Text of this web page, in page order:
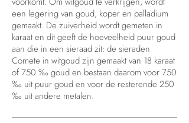
een legering van goud, koper en palladium
gemaakt. De zuiverheid wordt gemeten in
karaat en dit geeft de hoeveelheid puur goud
aan die in een sieraad zit: de sieraden
Comete in witgoud zijn gemaakt van 18 karaat
of 750 ‰ goud en bestaan daarom voor 750
‰ uit puur goud en voor de resterende 250
‰ uit andere metalen.